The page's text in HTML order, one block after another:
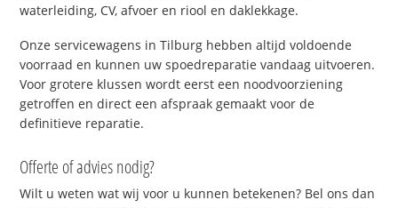
waterleiding, CV, afvoer en riool en daklekkage.
Onze servicewagens in Tilburg hebben altijd voldoende
voorraad en kunnen uw spoedreparatie vandaag uitvoeren.
Voor grotere klussen wordt eerst een noodvoorziening
getroffen en direct een afspraak gemaakt voor de
definitieve reparatie.
Offerte of advies nodig?
Wilt u weten wat wij voor u kunnen betekenen? Bel ons dan